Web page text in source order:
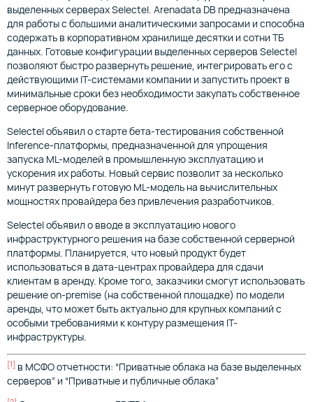
выделенных серверах Selectel. Arenadata DB предназначена
для работы с большими аналитическими запросами и способна
содержать в корпоративном хранилище десятки и сотни ТБ
данных. Готовые конфигурации выделенных серверов Selectel
позволяют быстро развернуть решение, интегрировать его с
действующими IТ-системами компании и запустить проект в
минимальные сроки без необходимости закупать собственное
серверное оборудование.
Selectel объявил о старте бета-тестирования собственной
Inference-платформы, предназначенной для упрощения
запуска ML-моделей в промышленную эксплуатацию и
ускорения их работы. Новый сервис позволит за несколько
минут развернуть готовую ML-модель на вычислительных
мощностях провайдера без привлечения разработчиков.
Selectel объявил о вводе в эксплуатацию нового
инфраструктурного решения на базе собственной серверной
платформы. Планируется, что новый продукт будет
использоваться в дата-центрах провайдера для сдачи
клиентам в аренду. Кроме того, заказчики смогут использовать
решение on-premise (на собственной площадке) по модели
аренды, что может быть актуально для крупных компаний с
особыми требованиями к контуру размещения IT-
инфраструктуры.
[1] в МСФО отчетности: “Приватные облака на базе выделенных
серверов” и “Приватные и публичные облака”